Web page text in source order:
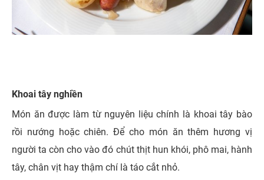
Khoai tây nghiền
Món ăn được làm từ nguyên liệu chính là khoai tây bào
rồi nướng hoặc chiên. Để cho món ăn thêm hương vị
người ta còn cho vào đó chút thịt hun khói, phô mai, hành
tây, chân vịt hay thậm chí là táo cắt nhỏ.